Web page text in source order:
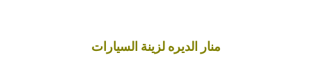
منار الديره لزينة السيارات